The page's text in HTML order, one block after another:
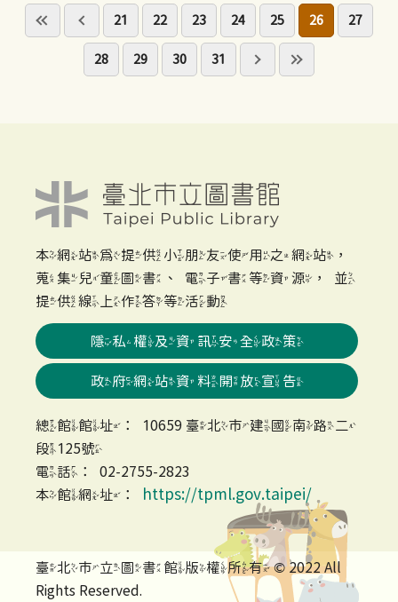
21 22 23 24 25 26 27
28 29 30 31
本網站為提供小朋友使用之網站，
蒐集兒童圖書、電子書等資源，並
提供線上作答等活動
隱私權及資訊安全政策
政府網站資料開放宣告
總館館址：10659 臺北市建國南路二
段125號
電話：02-2755-2823
本館網址：
https://tpml.gov.taipei/
臺北市立圖書館版權所有 © 2022 All
Rights Reserved.